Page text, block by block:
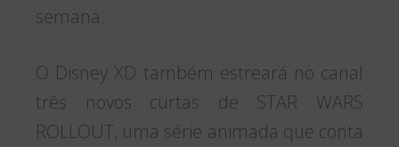
semana.
O Disney XD também estreará no canal
três novos curtas de STAR WARS
ROLLOUT, uma série animada que conta